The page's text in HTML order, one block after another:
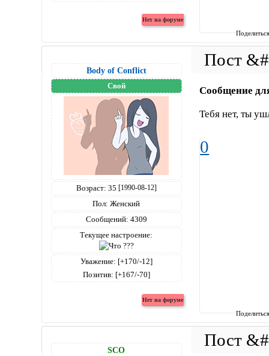
Body of Conflict
Свой
Возраст: 35 [1990-08-12]
Пол: Женский
Сообщений: 4309
Текущее настроение:
Уважение: [+170/-12]
Позитив: [+167/-70]
Сообщение
Тебя нет, ты
0
SCO